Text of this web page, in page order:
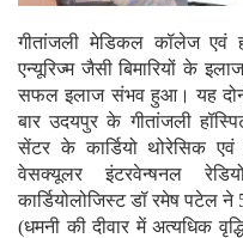
गीतांजली मेडिकल कॉलेज एवं
एन्यूरिज्म जैसी बिमारियों के
सफल इलाज संभव हुआ। यह
बार उदयपुर के गीतांजली
सेंटर के कार्डियो थोरेसिक
वेसक्यूलर इंटरवेन्षनल
कार्डियोलोजिस्ट डॉ रमेष पटेल ने
(धमनी की दीवार में अत्यधिक